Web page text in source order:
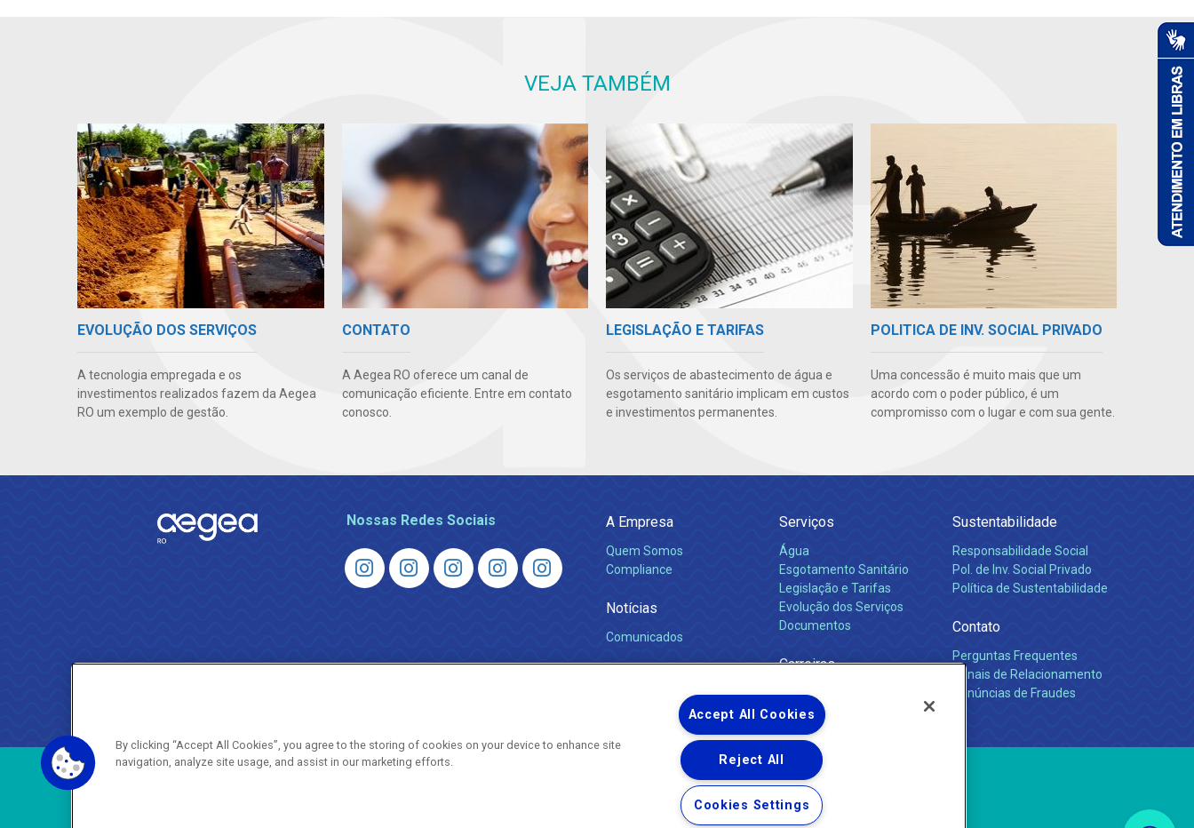
VEJA TAMBÉM
EVOLUÇÃO DOS SERVIÇOS
A tecnologia empregada e os
investimentos realizados fazem da Aegea
RO um exemplo de gestão.
CONTATO
A Aegea RO oferece um canal de
comunicação eficiente. Entre em contato
conosco.
LEGISLAÇÃO E TARIFAS
Os serviços de abastecimento de água e
esgotamento sanitário implicam em custos
e investimentos permanentes.
POLITICA DE INV. SOCIAL PRIVADO
Uma concessão é muito mais que um
acordo com o poder público, é um
compromisso com o lugar e com sua gente.
Nossas Redes Sociais A Empresa
Quem Somos
Compliance
Notícias
Comunicados
Serviços
Água
Esgotamento Sanitário
Legislação e Tarifas
Evolução dos Serviços
Documentos
Carreiras
Sustentabilidade
Responsabilidade Social
Pol. de Inv. Social Privado
Política de Sustentabilidade
Contato
Perguntas Frequentes
Canais de Relacionamento
Denúncias de Fraudes
Copyright © 2026 - Todos os Direitos Reservados.
By clicking “Accept All Cookies”, you agree to the storing of cookies on your device to enhance site
navigation, analyze site usage, and assist in our marketing efforts.
Accept All Cookies
Reject All
Cookies Settings